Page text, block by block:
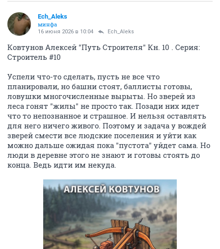
Ech_Aleks
минфа
16 июня 2026 в 10:04 Ech_Aleks
Ковтунов Алексей "Путь Строителя" Кн. 10 . Серия:
Строитель #10
Успели что-то сделать, пусть не все что
планировали, но башни стоят, баллисты готовы,
ловушки многочисленные вырыты. Но зверей из
леса гонят "жилы" не просто так. Позади них идет
что то непознанное и страшное. И нельзя оставлять
для него ничего живого. Поэтому и задача у вождей
зверей смести все людские поселения и уйти как
можно дальше ожидая пока "пустота" уйдет сама. Но
люди в деревне этого не знают и готовы стоять до
конца. Ведь идти им некуда.